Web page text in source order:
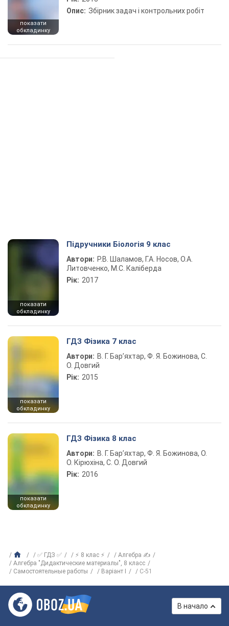
показати
обкладинку
Опис: Збірник задач і контрольних робіт
показати
обкладинку
Підручники Біологія 9 клас
Автори: Р.В. Шаламов, Г.А. Носов, О.А.
Литовченко, М.С. Каліберда
Рік: 2017
показати
обкладинку
ГДЗ Фізика 7 клас
Автори: В. Г. Бар’яхтар, Ф. Я. Божинова, С.
О. Довгий
Рік: 2015
показати
обкладинку
ГДЗ Фізика 8 клас
Автори: В. Г. Бар’яхтар, Ф. Я. Божинова, О.
О. Кірюхіна, С. О. Довгий
Рік: 2016
✅ ГДЗ ✅ ⚡ 8 клас ⚡
Алгебра ✍
Алгебра "Дидактические материалы", 8 класс
Самостоятельные работы
Варіант I C-51
В начало